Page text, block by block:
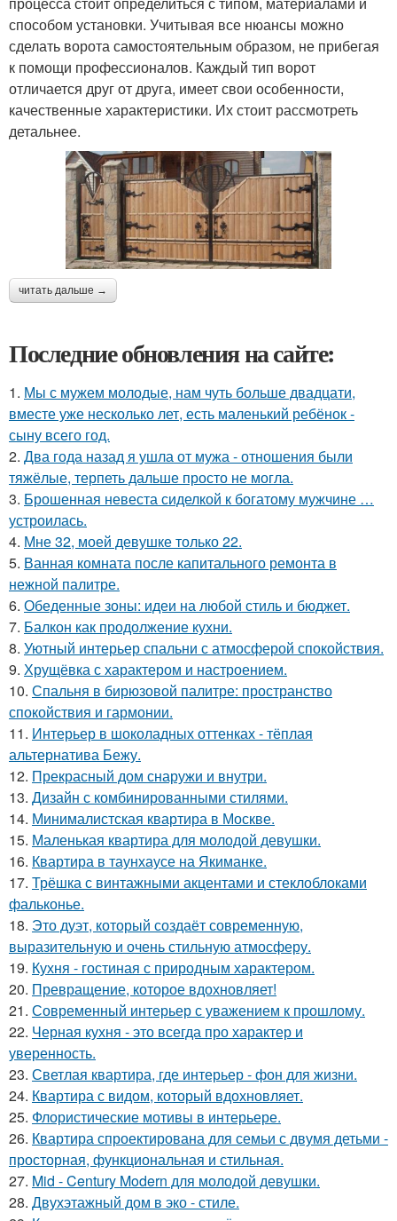
способом установки. Учитывая все нюансы можно
сделать ворота самостоятельным образом, не прибегая
к помощи профессионалов. Каждый тип ворот
отличается друг от друга, имеет свои особенности,
качественные характеристики. Их стоит рассмотреть
детальнее.
читать дальше →
Последние обновления на сайте:
1. Мы с мужем молодые, нам чуть больше двадцати,
вместе уже несколько лет, есть маленький ребёнок -
сыну всего год.
2. Два года назад я ушла от мужа - отношения были
тяжёлые, терпеть дальше просто не могла.
3. Брошенная невеста сиделкой к богатому мужчине …
устроилась.
4. Мне 32, моей девушке только 22.
5. Ванная комната после капитального ремонта в
нежной палитре.
6. Обеденные зоны: идеи на любой стиль и бюджет.
7. Балкон как продолжение кухни.
8. Уютный интерьер спальни с атмосферой спокойствия.
9. Хрущёвка с характером и настроением.
10. Спальня в бирюзовой палитре: пространство
спокойствия и гармонии.
11. Интерьер в шоколадных оттенках - тёплая
альтернатива Бежу.
12. Прекрасный дом снаружи и внутри.
13. Дизайн с комбинированными стилями.
14. Минималистская квартира в Москве.
15. Маленькая квартира для молодой девушки.
16. Квартира в таунхаусе на Якиманке.
17. Трёшка с винтажными акцентами и стеклоблоками
фальконье.
18. Это дуэт, который создаёт современную,
выразительную и очень стильную атмосферу.
19. Кухня - гостиная с природным характером.
20. Превращение, которое вдохновляет!
21. Современный интерьер с уважением к прошлому.
22. Черная кухня - это всегда про характер и
уверенность.
23. Светлая квартира, где интерьер - фон для жизни.
24. Квартира с видом, который вдохновляет.
25. Флористические мотивы в интерьере.
26. Квартира спроектирована для семьи с двумя детьми -
просторная, функциональная и стильная.
27. Mid - Century Modern для молодой девушки.
28. Двухэтажный дом в эко - стиле.